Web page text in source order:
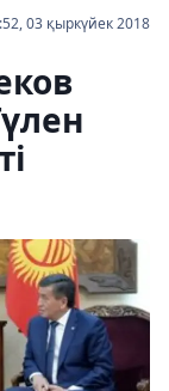
03 қыркүйек 2018